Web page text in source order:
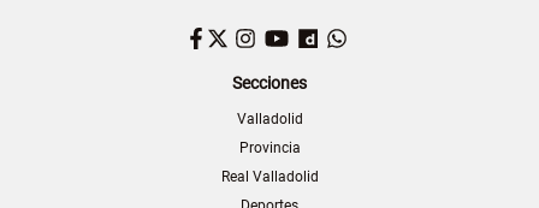
Facebook
TwitterInstagram
YouTubeDailymotion
Secciones
Valladolid
Provincia
Real Valladolid